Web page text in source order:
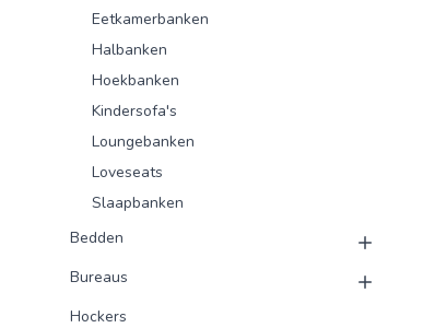
Eetkamerbanken
Halbanken
Hoekbanken
Kindersofa's
Loungebanken
Loveseats
Slaapbanken
Bedden
Bureaus
Hockers